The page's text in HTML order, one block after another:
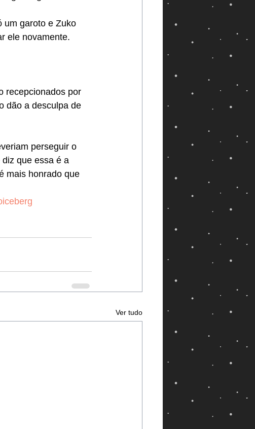
um garoto e Zuko
ele novamente.
recepcionados por
dão a desculpa de
perseguir o
que essa é a
mais honrado que
Ver tudo